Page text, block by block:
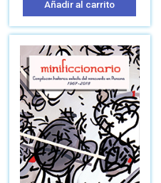
Añadir al carrito